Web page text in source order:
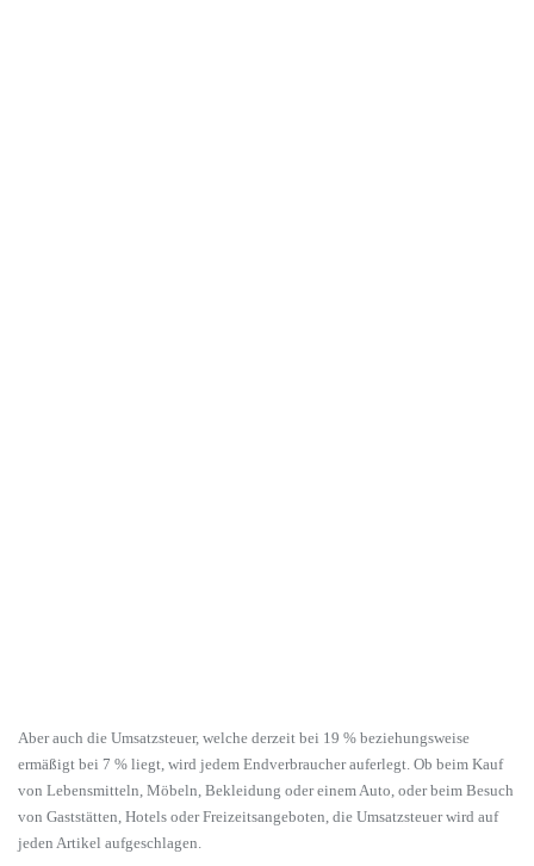
Aber auch die Umsatzsteuer, welche derzeit bei 19 % beziehungsweise
ermäßigt bei 7 % liegt, wird jedem Endverbraucher auferlegt. Ob beim Kauf
von Lebensmitteln, Möbeln, Bekleidung oder einem Auto, oder beim Besuch
von Gaststätten, Hotels oder Freizeitsangeboten, die Umsatzsteuer wird auf
jeden Artikel aufgeschlagen.